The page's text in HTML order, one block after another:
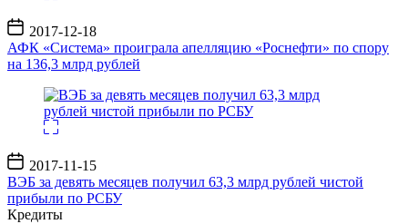
Дата
записи
2017-12-18
АФК «Система» проиграла апелляцию «Роснефти» по спору
на 136,3 млрд рублей
Дата
записи
2017-11-15
ВЭБ за девять месяцев получил 63,3 млрд рублей чистой
прибыли по РСБУ
Кредиты